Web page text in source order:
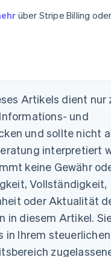
über Stripe Billing oder
Artikels dient nur
und
und sollte nicht
interpretiert
keine Gewähr
Vollständigkeit,
oder Aktualität
in diesem Artikel.
in Ihrem steuerlichen
Deutsch English